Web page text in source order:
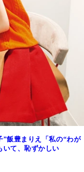
”飯豊まりえ「私の“わが
いて、恥ずかしい